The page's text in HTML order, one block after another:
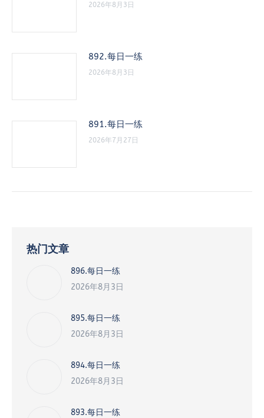
2026年8月3日
892.每日一练
2026年8月3日
891.每日一练
2026年7月27日
热门文章
896.每日一练
2026年8月3日
895.每日一练
2026年8月3日
894.每日一练
2026年8月3日
893.每日一练